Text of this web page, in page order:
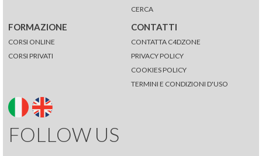
CERCA
FORMAZIONE
CORSI ONLINE
CORSI PRIVATI
CONTATTI
CONTATTA C4DZONE
PRIVACY POLICY
COOKIES POLICY
TERMINI E CONDIZIONI D'USO
FOLLOW US